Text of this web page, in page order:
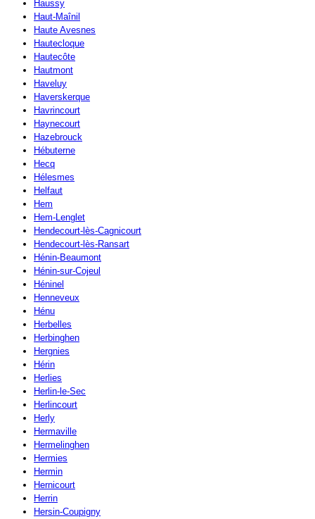
Haussy
Haut-Maînil
Haute Avesnes
Hautecloque
Hautecôte
Hautmont
Haveluy
Haverskerque
Havrincourt
Haynecourt
Hazebrouck
Hébuterne
Hecq
Hélesmes
Helfaut
Hem
Hem-Lenglet
Hendecourt-lès-Cagnicourt
Hendecourt-lès-Ransart
Hénin-Beaumont
Hénin-sur-Cojeul
Héninel
Henneveux
Hénu
Herbelles
Herbinghen
Hergnies
Hérin
Herlies
Herlin-le-Sec
Herlincourt
Herly
Hermaville
Hermelinghen
Hermies
Hermin
Hernicourt
Herrin
Hersin-Coupigny